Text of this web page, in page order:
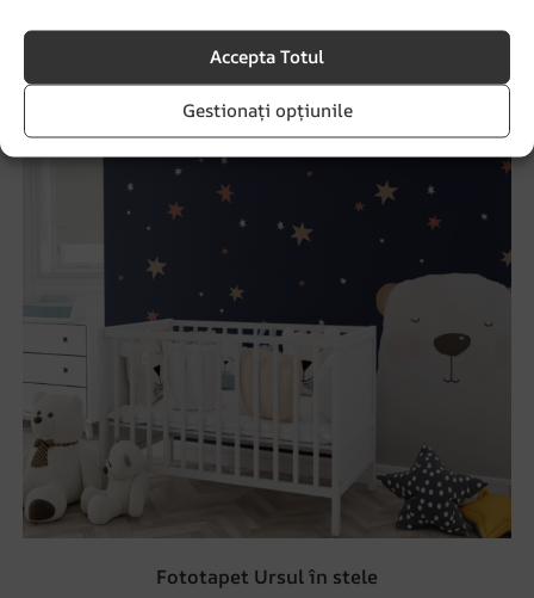
Accepta Totul
Gestionați opțiunile
Fototapet Ursul în stele